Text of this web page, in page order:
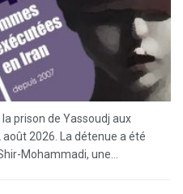
prison de Yassoudj aux
2026. La détenue a été
Mohammadi, une...